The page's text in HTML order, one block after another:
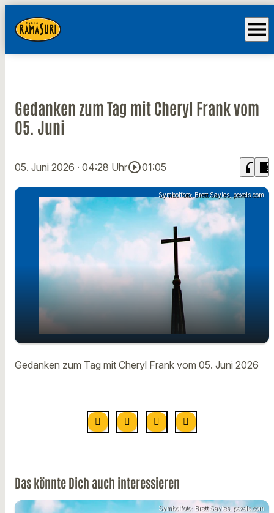
menu
Gedanken zum Tag mit Cheryl Frank vom
05. Juni
05. Juni 2026 · 04:28 Uhrplay_circle_outline01:05 headphones chrome_reader_mode
Symbolfoto: Brett Sayles, pexels.com
play_arrow Gedanken zum Tag mit Cheryl Frank
Gedanken zum Tag mit Cheryl Frank vom 05. Juni 2026
Das könnte Dich auch interessieren
Symbolfoto: Brett Sayles, pexels.com